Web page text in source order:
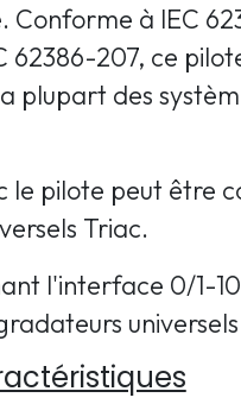
à IEC
62386-207, ce
plupart des
le pilote peut être
Triac.
l'interface 0/1-
universels